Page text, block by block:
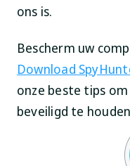
ons is.
Bescherm uw
Download
onze beste tips
beveiligd te